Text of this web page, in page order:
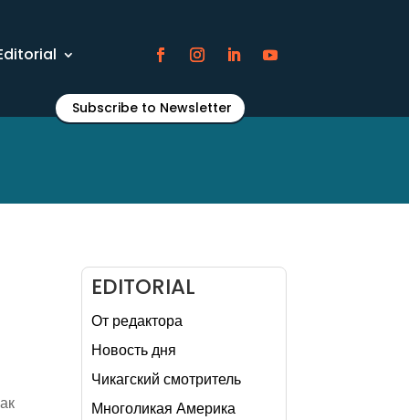
Subscribe to Newsletter
EDITORIAL
От редактора
Новость дня
Чикагский смотритель
Многоликая Америка